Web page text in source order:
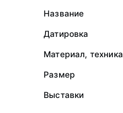
Название
Датировка
Материал, техника
Размер
Выставки